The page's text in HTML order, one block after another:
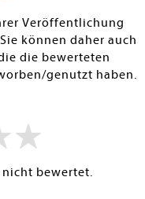
Veröffentlichung
können daher auch
die bewerteten
genutzt haben.
bewertet.